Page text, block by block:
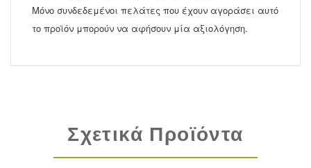
Μόνο συνδεδεμένοι πελάτες που έχουν αγοράσει αυτό
το προϊόν μπορούν να αφήσουν μία αξιολόγηση.
Σχετικά Προϊόντα